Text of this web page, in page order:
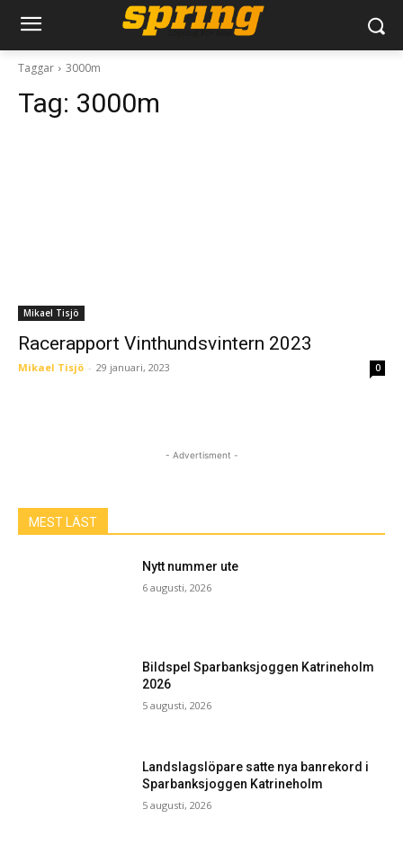
Taggar 3000m
Tag: 3000m
Mikael Tisjö
Racerapport Vinthundsvintern 2023
Mikael Tisjö - 29 januari, 2023 0
- Advertisment -
MEST LÄST
Nytt nummer ute
6 augusti, 2026
Bildspel Sparbanksjoggen Katrineholm
2026
5 augusti, 2026
Landslagslöpare satte nya banrekord i
Sparbanksjoggen Katrineholm
5 augusti, 2026